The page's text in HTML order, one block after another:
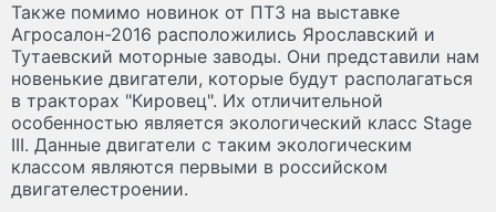
Также помимо новинок от ПТЗ на выставке
Агросалон-2016 расположились Ярославский и
Тутаевский моторные заводы. Они представили нам
новенькие двигатели, которые будут располагаться
в тракторах "Кировец". Их отличительной
особенностью является экологический класс Stage
III. Данные двигатели с таким экологическим
классом являются первыми в российском
двигателестроении.